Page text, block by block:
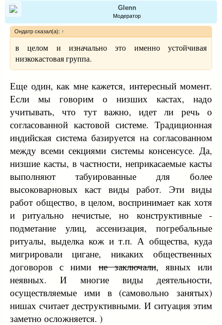
Glenn
Модератор
Ондатр сказал(а): ↑
в целом и изначально это именно устойчивая
низкокастовая группа.
Еще один, как мне кажется, интересный момент.
Если мы говорим о низших кастах, надо
учитывать, что тут важно, идет ли речь о
согласованной кастовой системе. Традиционная
индийская система базируется на согласованном
между всеми секциями системы консенсусе. Да,
низшие касты, в частности, неприкасаемые касты
выполняют табуированные для более
высоковарновых каст виды работ. Эти виды
работ общество, в целом, воспринимает как хотя
и ритуально нечистые, но конструктивные -
подметание улиц, ассенизация, погребальные
ритуалы, выделка кож и т.п. А общества, куда
мигрировали цигане, никаких общественных
договоров с нимине заключали, явных или
неявных. И многие виды деятельности,
осуществляемые ими в (самовольно занятых)
нишах считает деструктивными. И ситуация этим
заметно осложняется. )